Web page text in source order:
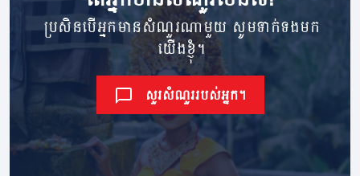
ប្រសិនបើអ្នកមានសំណួរណាមួយ សូមទាក់ទងមក
យើងខ្ញុំ។
សួរសំណួររបស់អ្នក។